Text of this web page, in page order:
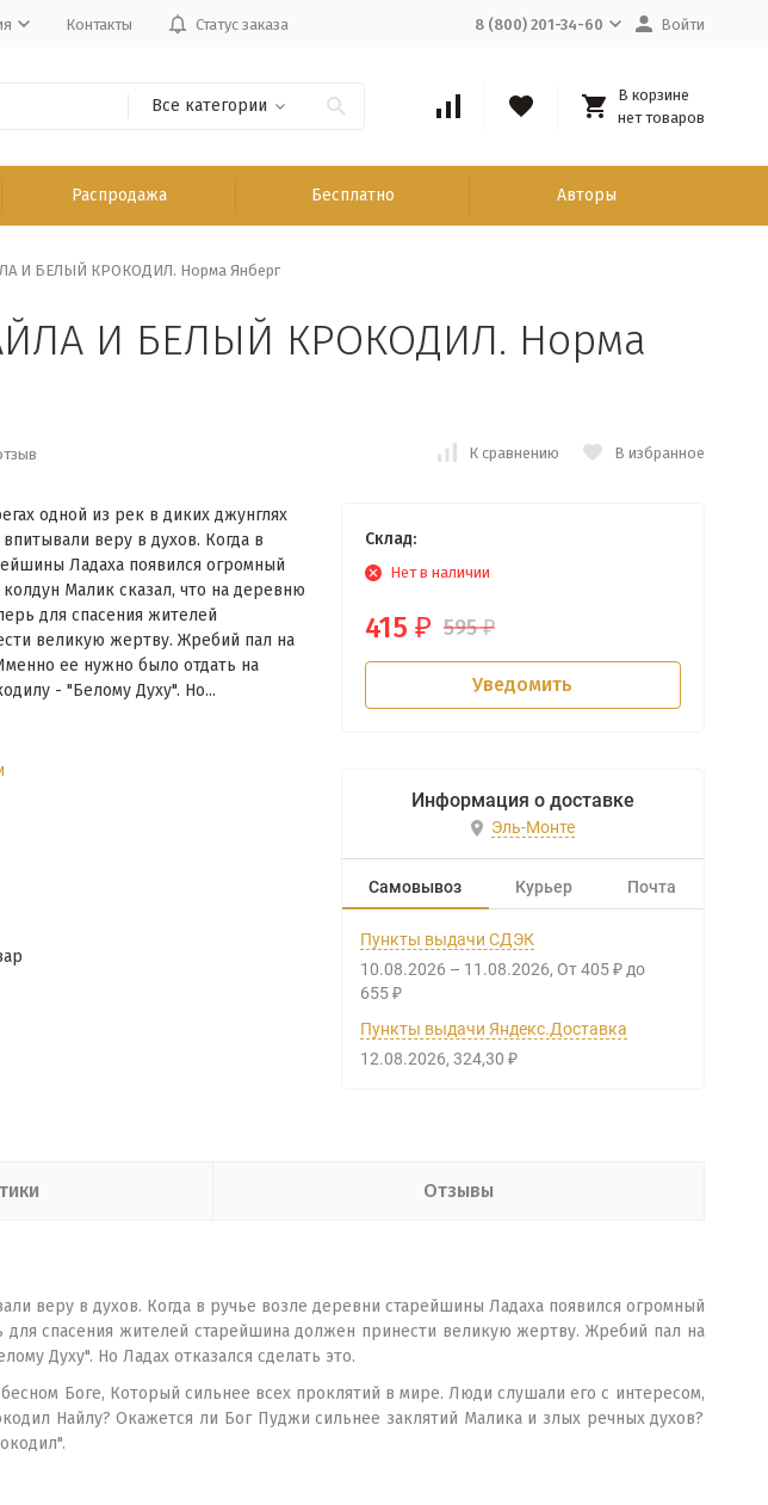
Контакты Статус заказа 8 (800) 201-34-60 Войти
Все категории
В корзине
нет товаров
Распродажа Бесплатно Авторы
И БЕЛЫЙ КРОКОДИЛ. Норма Янберг
И БЕЛЫЙ КРОКОДИЛ. Норма
К сравнению В избранное
одной из рек в диких джунглях
веру в духов. Когда в
Ладаха появился огромный
Малик сказал, что на деревню
для спасения жителей
великую жертву. Жребий пал на
ее нужно было отдать на
- "Белому Духу". Но...
Склад:
Нет в наличии
415 ₽ 595₽
Уведомить
Информация о доставке
Эль-Монте
Самовывоз Курьер Почта
Пункты выдачи СДЭК
10.08.2026 – 11.08.2026 От 405 ₽ до
655 ₽
Пункты выдачи Яндекс.Доставка
12.08.2026 324,30 ₽
Отзывы
веру в духов. Когда в ручье возле деревни старейшины Ладаха появился огромный
спасения жителей старейшина должен принести великую жертву. Жребий пал на
Духу". Но Ладах отказался сделать это.
Боге, Который сильнее всех проклятий в мире. Люди слушали его с интересом,
Найлу? Окажется ли Бог Пуджи сильнее заклятий Малика и злых речных духов?